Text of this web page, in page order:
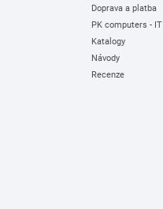
Doprava a platba
PK computers - IT
Katalogy
Návody
Recenze